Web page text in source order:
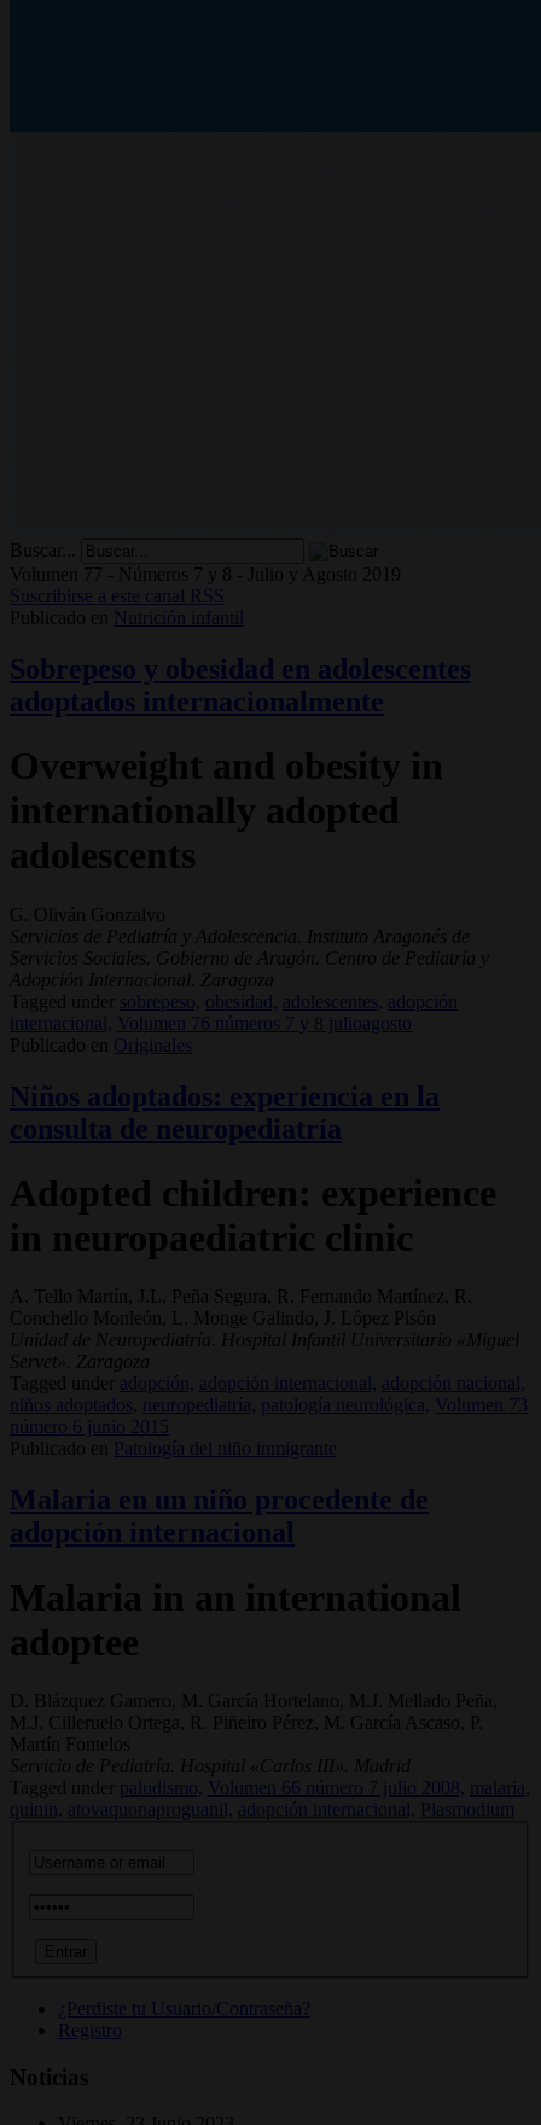
Buscar...
Volumen 77 - Números 7 y 8 - Julio y Agosto 2019
Suscribirse a este canal RSS
Publicado en
Nutrición infantil
Sobrepeso y obesidad en adolescentes
adoptados internacionalmente
Overweight and obesity in
internationally adopted
adolescents
G. Oliván Gonzalvo
Servicios de Pediatría y Adolescencia. Instituto Aragonés de
Servicios Sociales. Gobierno de Aragón. Centro de Pediatría y
Adopción Internacional. Zaragoza
Tagged under
sobrepeso, obesidad, adolescentes, adopción
internacional,
Volumen 76 números 7 y 8 julioagosto
Publicado en
Originales
Niños adoptados: experiencia en la
consulta de neuropediatría
Adopted children: experience
in neuropaediatric clinic
A. Tello Martín, J.L. Peña Segura, R. Fernando Martínez, R.
Conchello Monleón, L. Monge Galindo, J. López Pisón
Unidad de Neuropediatría. Hospital Infantil Universitario «Miguel
Servet». Zaragoza
Tagged under
adopción, adopción internacional, adopción nacional,
niños adoptados,
neuropediatría, patología neurológica, Volumen 73
número 6 junio 2015
Publicado en Patología del niño inmigrante
Malaria en un niño procedente de
adopción internacional
Malaria in an international
adoptee
D. Blázquez Gamero, M. García Hortelano, M.J. Mellado Peña,
M.J. Cilleruelo Ortega, R. Piñeiro Pérez, M. García Ascaso, P.
Martín Fontelos
Servicio de Pediatría. Hospital «Carlos III». Madrid
Tagged under
paludismo, Volumen 66 número 7 julio 2008,
malaria,
quinin,
atovaquonaproguanil, adopción internacional, Plasmodium
¿Perdiste tu Usuario/Contraseña?
Registro
Noticias